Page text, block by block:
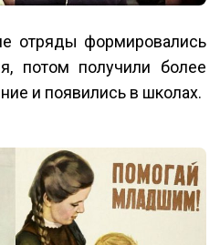
отряды формировались
потом получили более
и появились в школах.